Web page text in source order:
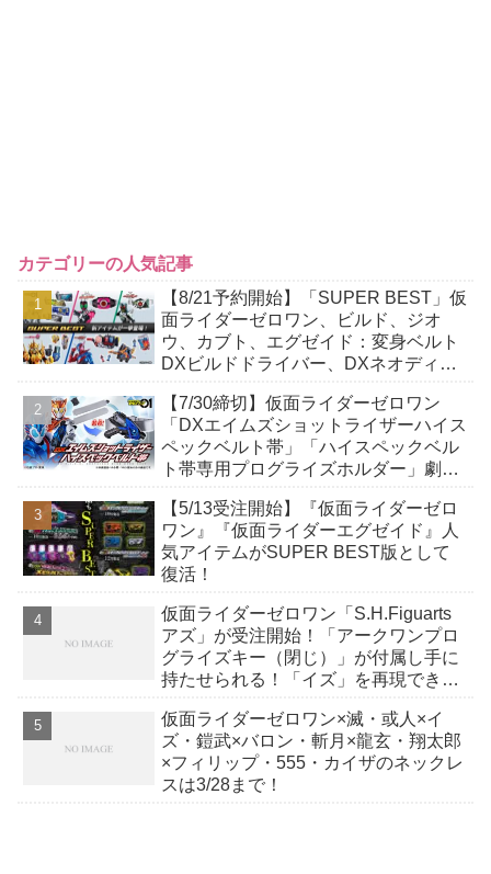
カテゴリーの人気記事
【8/21予約開始】「SUPER BEST」仮
面ライダーゼロワン、ビルド、ジオ
ウ、カブト、エグゼイド：変身ベルト
DXビルドドライバー、DXネオディケ
か12点！
【7/30締切】仮面ライダーゼロワン
「DXエイムズショットライザーハイス
ペックベルト帯」「ハイスペックベル
ト帯専用プログライズホルダー」劇中
ペックアップ！
【5/13受注開始】『仮面ライダーゼロ
ワン』『仮面ライダーエグゼイド』人
気アイテムがSUPER BEST版として
復活！
仮面ライダーゼロワン「S.H.Figuarts
アズ」が受注開始！「アークワンプロ
グライズキー（閉じ）」が付属し手に
持たせられる！「イズ」を再現できる
仮面ライダーゼロワン×滅・或人×イ
ズ・鎧武×バロン・斬月×龍玄・翔太郎
×フィリップ・555・カイザのネックレ
スは3/28まで！